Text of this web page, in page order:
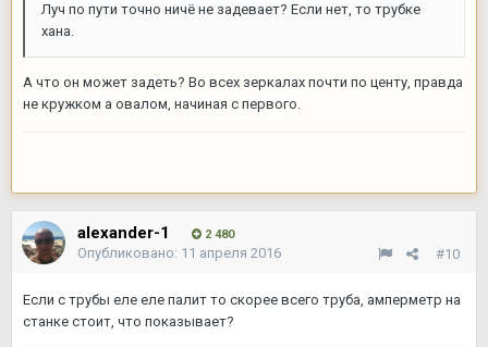
Луч по пути точно ничё не задевает? Если нет, то трубке
хана.
А что он может задеть? Во всех зеркалах почти по центу, правда
не кружком а овалом, начиная с первого.
alexander-1 2 480
#10
Опубликовано: 11 апреля 2016
Если с трубы еле еле палит то скорее всего труба, амперметр на
станке стоит, что показывает?